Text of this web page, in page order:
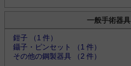
一般手術器具
鉗子 （1 件）
鑷子・ピンセット （1 件）
その他の鋼製器具 （2 件）